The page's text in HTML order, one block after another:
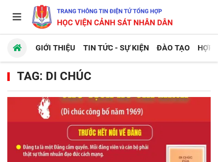
GIỚI THIỆU TIN TỨC - SỰ KIỆN ĐÀO TẠO HỢP
TAG: DI CHÚC